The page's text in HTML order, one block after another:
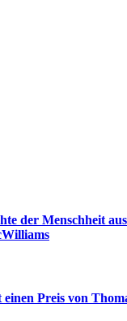
der Menschheit
einen Preis von